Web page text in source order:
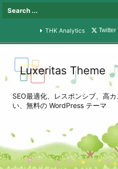
THK Analytics Twitter
Luxeritas Theme
SEO最適化、レスポンシブ、高
い、無料の WordPress テーマ